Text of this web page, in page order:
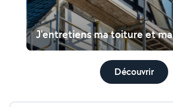
J'entretiens ma toiture et
Découvrir